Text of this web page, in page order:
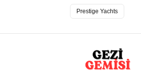
Prestige Yachts